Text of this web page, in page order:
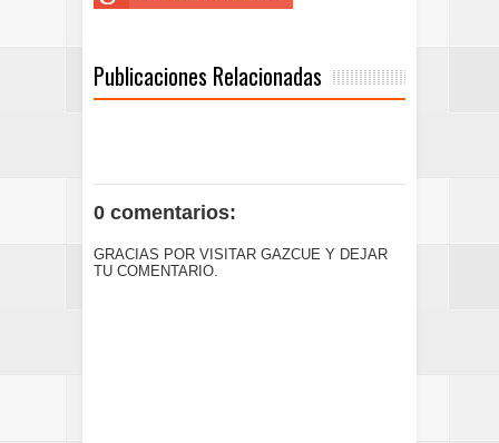
Publicaciones Relacionadas
0 comentarios:
GRACIAS POR VISITAR GAZCUE Y DEJAR
TU COMENTARIO.